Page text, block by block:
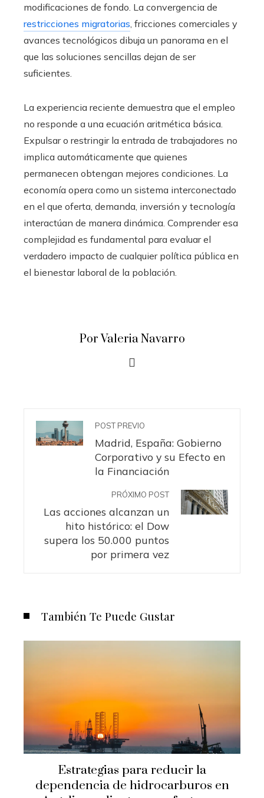
modificaciones de fondo. La convergencia de
restricciones migratorias , fricciones comerciales y
avances tecnológicos dibuja un panorama en el
que las soluciones sencillas dejan de ser
suficientes.
La experiencia reciente demuestra que el empleo
no responde a una ecuación aritmética básica.
Expulsar o restringir la entrada de trabajadores no
implica automáticamente que quienes
permanecen obtengan mejores condiciones. La
economía opera como un sistema interconectado
en el que oferta, demanda, inversión y tecnología
interactúan de manera dinámica. Comprender esa
complejidad es fundamental para evaluar el
verdadero impacto de cualquier política pública en
el bienestar laboral de la población.
Por Valeria Navarro
POST PREVIO
Madrid, España: Gobierno
Corporativo y su Efecto en
la Financiación
PRÓXIMO POST
Las acciones alcanzan un
hito histórico: el Dow
supera los 50.000 puntos
por primera vez
También Te Puede Gustar
Estrategias para reducir la
dependencia de hidrocarburos en